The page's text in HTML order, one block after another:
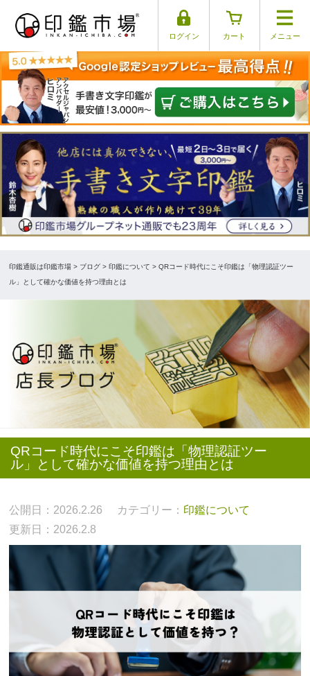
ログイン カート メニュー
印鑑通販は印鑑市場 > ブログ > 印鑑について > QRコード時代にこそ印鑑は「物理認証ツー
ル」として確かな価値を持つ理由とは
QRコード時代にこそ印鑑は「物理認証ツー
ル」として確かな価値を持つ理由とは
公開日：2026.2.26 カテゴリー： 印鑑について
更新日：2026.2.8